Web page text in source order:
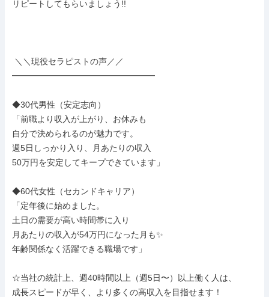
リピートしてもらいましょう!!
━━━━━━━━━━━━━━━━━
◆30代男性（安定志向）
「前職より収入が上がり、お休みも
自分で決められるのが魅力です。
週5日しっかり入り、月あたりの収入
50万円を安定してキープできています」
◆60代女性（セカンドキャリア）
「定年後に始めました。
土日の需要が高い時間帯に入り
月あたりの収入が54万円になった月も✨
年齢関係なく活躍できる職場です」
☆当社の統計上、週40時間以上（週5日〜）以上働く人は、
成長スピードが早く、より多くの高収入を目指せます！